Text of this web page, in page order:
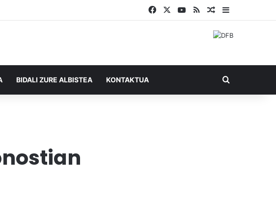
Facebook YouTube
RSS Ausazko
BIDALI ZURE ALBISTEA KONTAKTUA